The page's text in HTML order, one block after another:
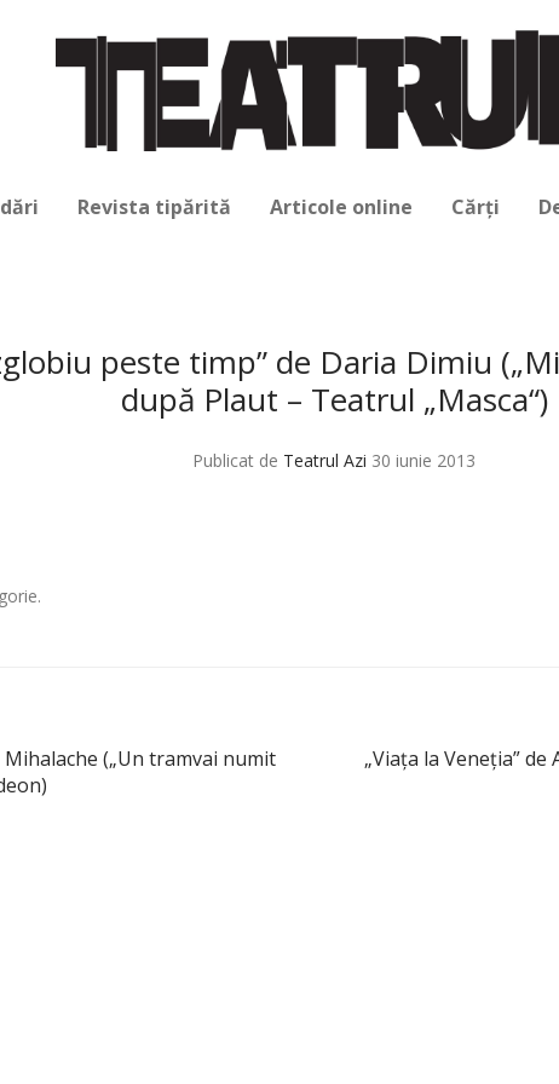
Revista tipărită Articole online Cărți
peste timp” de Daria Dimiu
după Plaut – Teatrul „Masca“)
Publicat de Teatrul Azi 30 iunie 2013
(„Un tramvai numit
„Viaţa la Veneţia”